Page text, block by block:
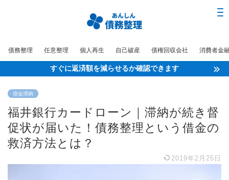
債務整理 任意整理 個人再生 自己破産 債権回収会社 消費者金
すぐに返済額を減らせるか確認できます
借金滞納
福井銀行カードローン｜滞納が続き督
促状が届いた！債務整理という借金の
救済方法とは？
2019年2月25日